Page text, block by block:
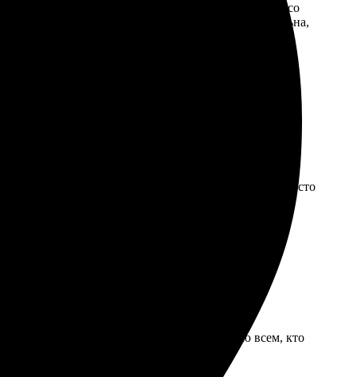
а затем оформила заказ через сайт. Связались со
свой заказ через пару дней. Очень довольна,
фото, потом выбрала формат и оформление.
Доставка пришла точно в срок, холст выглядел просто
на него. Обязательно закажу снов?
заказ очень быстро. Рекомендую всем, кто